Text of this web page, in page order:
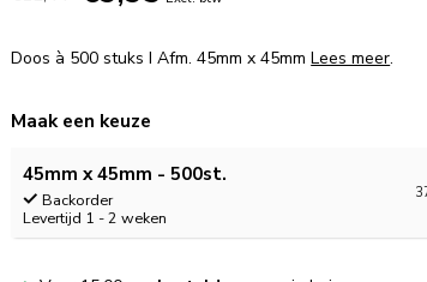
Doos à 500 stuks I Afm. 45mm x 45mmLees meer.
Maak een keuze
45mm x 45mm - 500st.
Backorder
Levertijd 1 - 2 weken